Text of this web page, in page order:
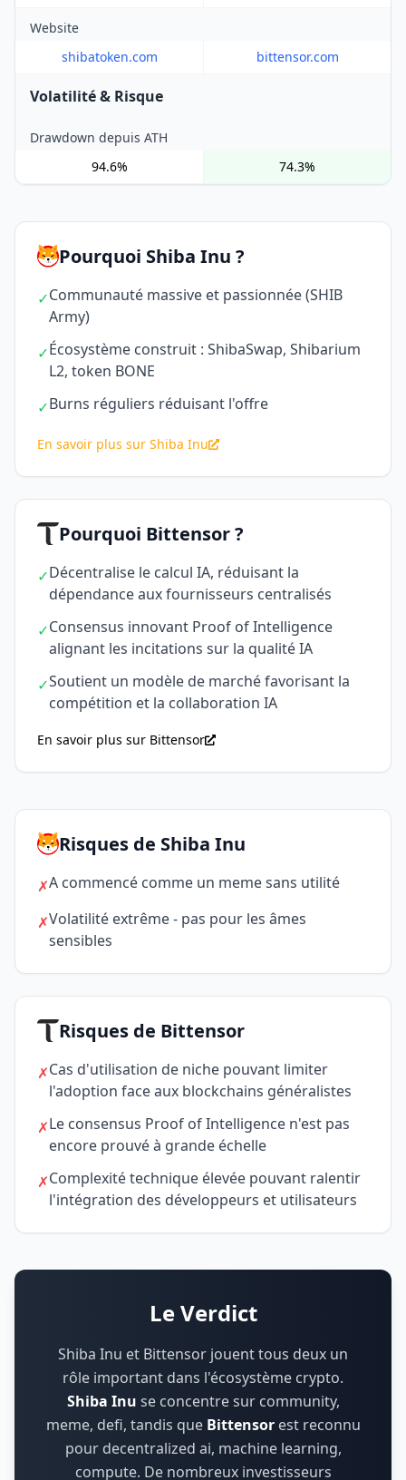
Website
shibatoken.com
bittensor.com
Volatilité & Risque
Drawdown depuis ATH
94.6%
74.3%
Pourquoi Shiba Inu ?
✓Communauté massive et passionnée (SHIB
Army)
✓Écosystème construit : ShibaSwap, Shibarium
L2, token BONE
✓Burns réguliers réduisant l'offre
En savoir plus sur Shiba Inu
Pourquoi Bittensor ?
✓Décentralise le calcul IA, réduisant la
dépendance aux fournisseurs centralisés
✓Consensus innovant Proof of Intelligence
alignant les incitations sur la qualité IA
✓Soutient un modèle de marché favorisant la
compétition et la collaboration IA
En savoir plus sur Bittensor
Risques de Shiba Inu
✗A commencé comme un meme sans utilité
✗Volatilité extrême - pas pour les âmes
sensibles
Risques de Bittensor
✗Cas d'utilisation de niche pouvant limiter
l'adoption face aux blockchains généralistes
✗Le consensus Proof of Intelligence n'est pas
encore prouvé à grande échelle
✗Complexité technique élevée pouvant ralentir
l'intégration des développeurs et utilisateurs
Le Verdict
Shiba Inu et Bittensor jouent tous deux un
rôle important dans l'écosystème crypto.
Shiba Inu se concentre sur community,
meme, defi, tandis que Bittensor est reconnu
pour decentralized ai, machine learning,
compute. De nombreux investisseurs